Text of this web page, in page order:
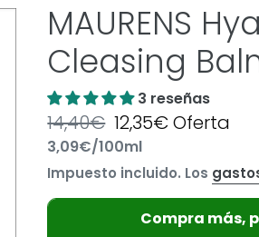
MAURENS
Cleasing
3 reseñas
Precio
habitual
14,40€ Precio
de
oferta
12,35€Oferta
Precio
unitario
3,09€/por
100ml
Impuesto incluido. Los
Compra más,